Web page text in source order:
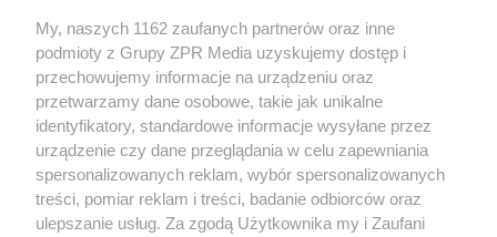
My, naszych 1162 zaufanych partnerów oraz inne
podmioty z Grupy ZPR Media uzyskujemy dostęp i
przechowujemy informacje na urządzeniu oraz
przetwarzamy dane osobowe, takie jak unikalne
identyfikatory, standardowe informacje wysyłane przez
urządzenie czy dane przeglądania w celu zapewniania
spersonalizowanych reklam, wybór spersonalizowanych
treści, pomiar reklam i treści, badanie odbiorców oraz
ulepszanie usług. Za zgodą Użytkownika my i Zaufani